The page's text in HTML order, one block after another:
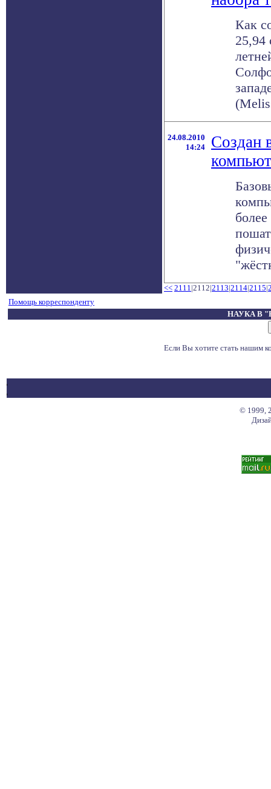
Как
25,94
24.08.2010
14:24
Создан
<< 2111|2112|2113|2114|2115|
Помощь корреспонденту
НАУКА В
Если Вы хотите стать нашим
© 1999,